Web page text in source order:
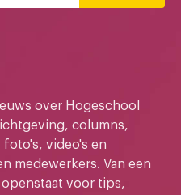
over Hogeschool
columns,
video's en
medewerkers. Van een
voor tips,